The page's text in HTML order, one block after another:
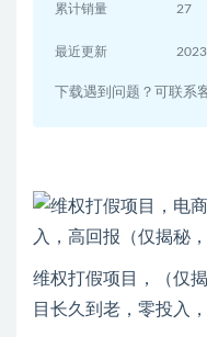
累计销量 27
最近更新
下载遇到问题？可联系
维权打假项目，（仅
目长久到老，零投入